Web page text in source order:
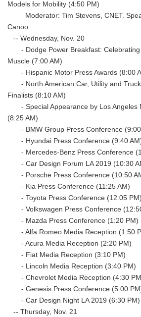
Models for Mobility (4:50 PM)
Moderator: Tim Stevens, CNET.
Canoo
-- Wednesday, Nov. 20
- Dodge Power Breakfast: Celebrating
Muscle (7:00 AM)
- Hispanic Motor Press Awards (8:00
- North American Car, Utility and Truck
Finalists (8:10 AM)
- Special Appearance by Los Angeles
(8:25 AM)
- BMW Group Press Conference (9:00
- Hyundai Press Conference (9:40
- Mercedes-Benz Press Conference
- Car Design Forum LA 2019 (10:30
- Porsche Press Conference (10:50
- Kia Press Conference (11:25 AM)
- Toyota Press Conference (12:05 PM)
- Volkswagen Press Conference
- Mazda Press Conference (1:20 PM)
- Alfa Romeo Media Reception (1:50
- Acura Media Reception (2:20 PM)
- Fiat Media Reception (3:10 PM)
- Lincoln Media Reception (3:40 PM)
- Chevrolet Media Reception (4:30
- Genesis Press Conference (5:00
- Car Design Night LA 2019 (6:30 PM)
-- Thursday, Nov. 21